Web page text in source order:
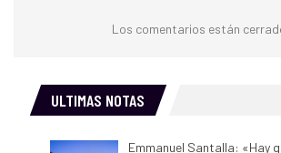
Los comentarios están
ULTIMAS NOTAS
Emmanuel Santalla: «Hay